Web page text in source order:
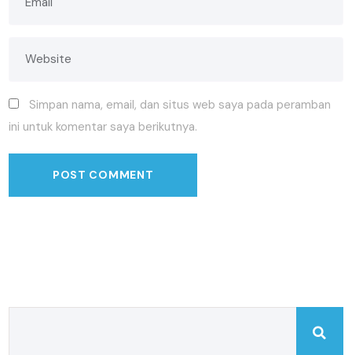
Simpan nama, email, dan situs web saya pada peramban
ini untuk komentar saya berikutnya.